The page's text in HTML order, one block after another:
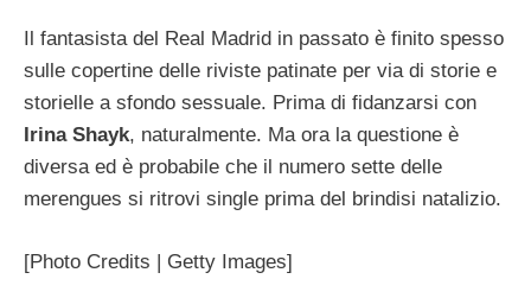
Il fantasista del Real Madrid in passato è finito spesso
sulle copertine delle riviste patinate per via di storie e
storielle a sfondo sessuale. Prima di fidanzarsi con
Irina Shayk, naturalmente. Ma ora la questione è
diversa ed è probabile che il numero sette delle
merengues si ritrovi single prima del brindisi natalizio.
[Photo Credits | Getty Images]